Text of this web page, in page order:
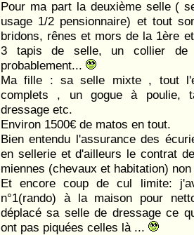
Pour ma part la deuxième selle (
usage 1/2 pensionnaire) et tout
bridons, rênes et mors de la 1ère
3 tapis de selle, un collier de
probablement...
Ma fille : sa selle mixte , tout
complets , un gogue à poulie,
dressage etc.
Environ 1500€ de matos en tout.
Bien entendu l'assurance des
en sellerie et d'ailleurs le contrat
miennes (chevaux et habitation)
Et encore coup de cul limite:
n°1(rando) à la maison pour
déplacé sa selle de dressage ce
ont pas piquées celles là ...